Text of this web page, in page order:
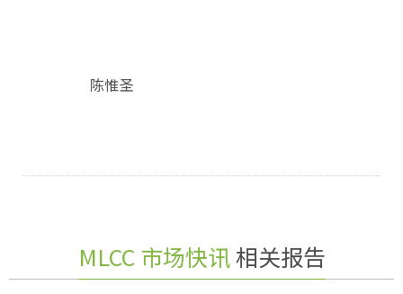
陈惟圣
MLCC 市场快讯相关报告